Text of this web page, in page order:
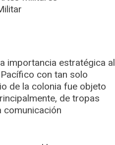
importancia estratégica al
con tan solo
de la colonia fue objeto
de tropas
comunicación